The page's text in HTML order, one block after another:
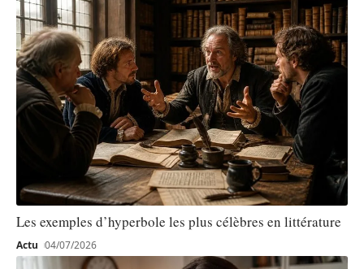
Les exemples d’hyperbole les plus célèbres en littérature
Actu 04/07/2026